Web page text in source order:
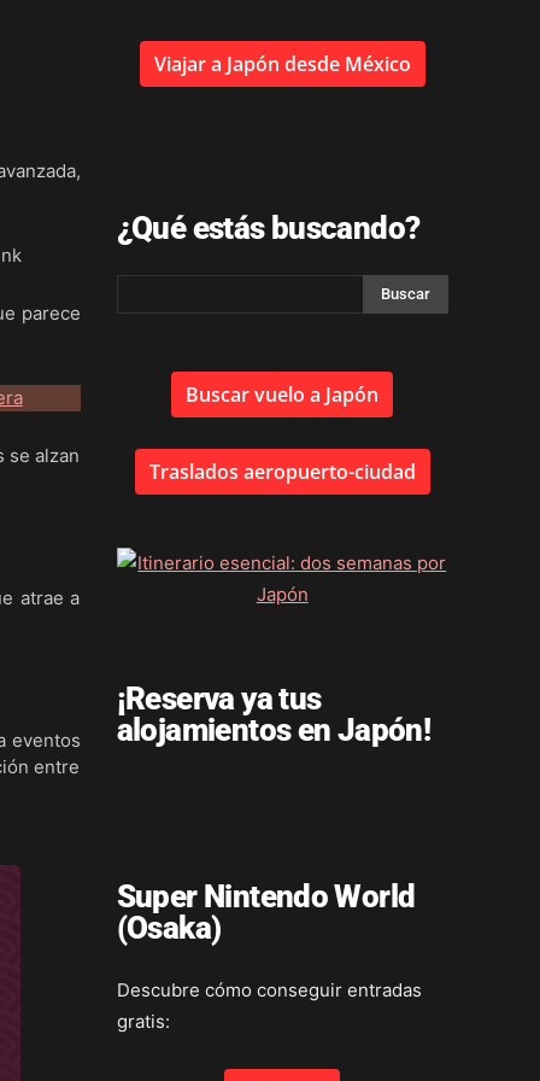
parece
se alzan
atrae a
eventos
entre
Viajar a Japón desde México
¿Qué estás buscando?
Buscar vuelo a Japón
Traslados aeropuerto-ciudad
¡Reserva ya tus
alojamientos en Japón!
Super Nintendo World
(Osaka)
Descubre cómo conseguir entradas
gratis: